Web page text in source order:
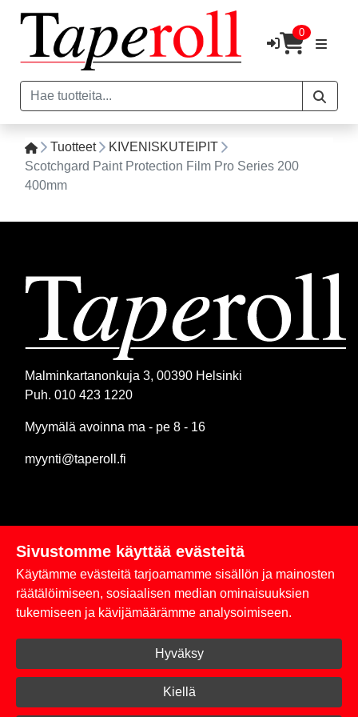
0
Tuotteet
KIVENISKUTEIPIT
Scotchgard Paint Protection Film Pro Series 200
400mm
Malminkartanonkuja 3, 00390 Helsinki
Puh. 010 423 1220
Myymälä avoinna ma - pe 8 - 16
myynti@taperoll.fi
Linkit
Rekisteriseloste
Toimitus- ja maksuehdot
Kirjaudu sisään
Sivustomme käyttää evästeitä
Käytämme evästeitä tarjoamamme sisällön ja mainosten
räätälöimiseen, sosiaalisen median ominaisuuksien
tukemiseen ja kävijämäärämme analysoimiseen.
Hyväksy
Kiellä